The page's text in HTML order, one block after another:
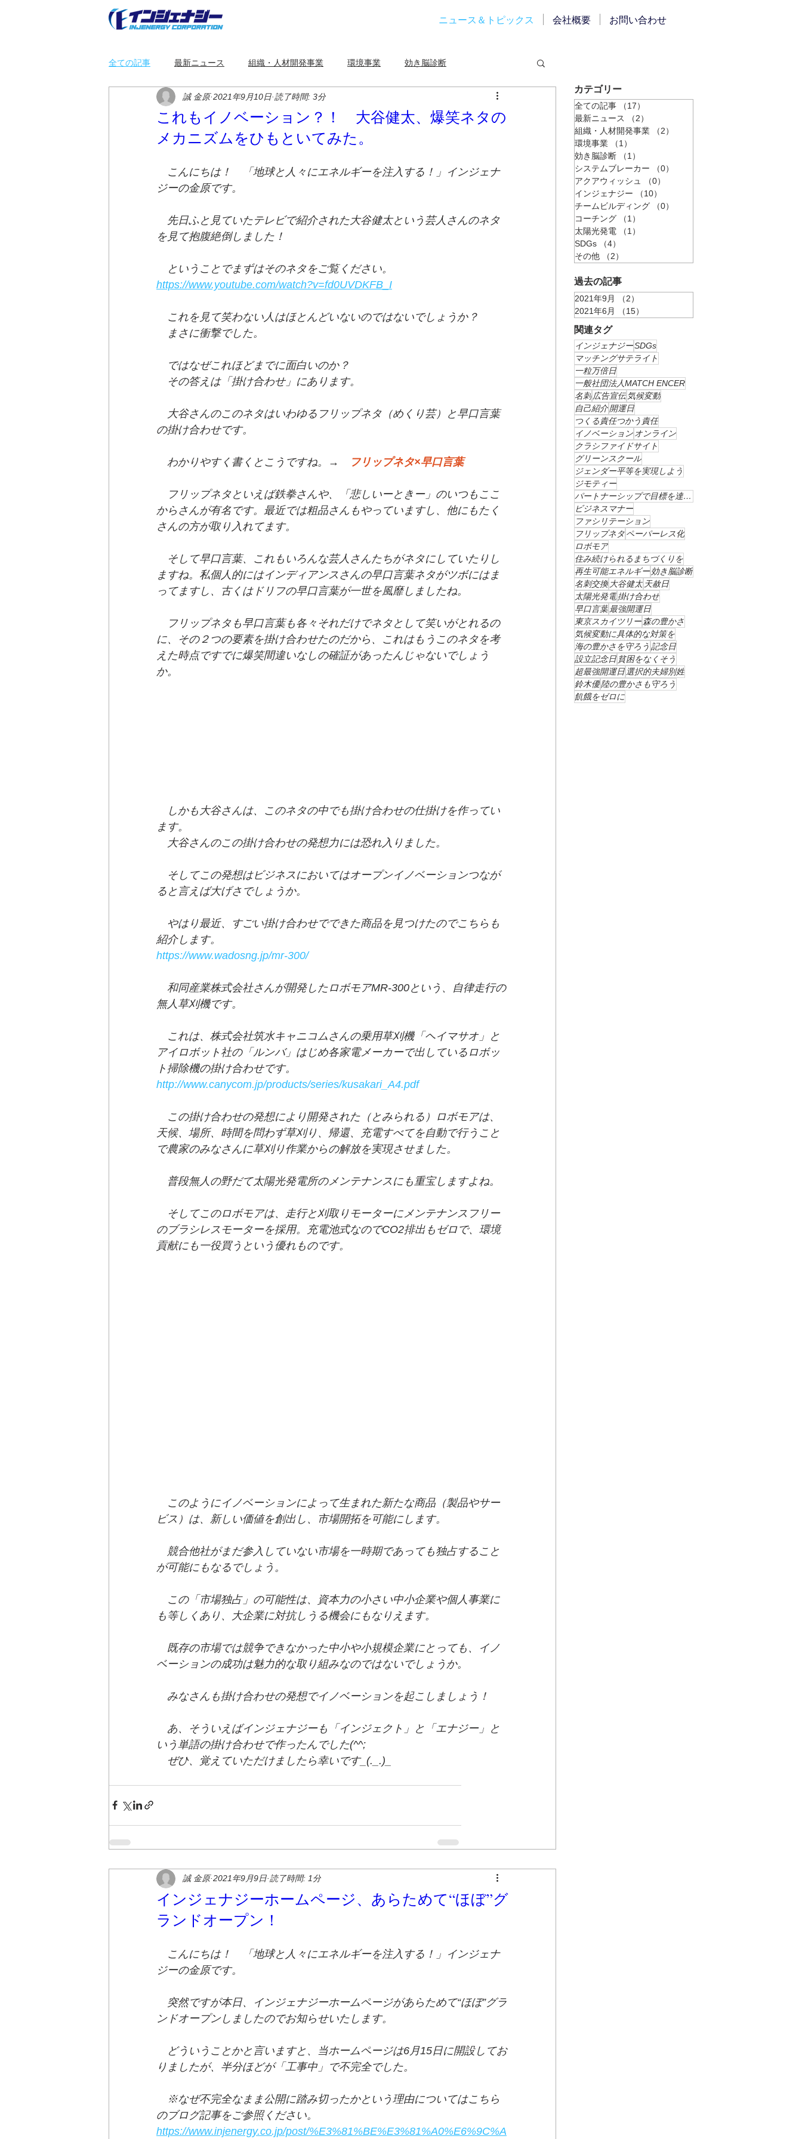
ニュース＆トピックス 会社概要 お問い合わせ
全ての記事 最新ニュース 組織・人材開発事業 環境事業 効き脳診断
システムブレーカー アクアウィッシュ インジェナジー チームビルディング
これもイノベーション？！ 大谷健太、爆笑ネタの
メカニズムをひもといてみた。
誠 金原 2021年9月10日 読了時間: 3分
こんにちは！　「地球と人々にエネルギーを注入する！」インジェナ
ジーの金原です。
先日ふと見ていたテレビで紹介された大谷健太という芸人さんのネタ
を見て抱腹絶倒しました！
ということでまずはそのネタをご覧ください。
https://www.youtube.com/watch?v=fd0UVDKFB_I
これを見て笑わない人はほとんどいないのではないでしょうか？
まさに衝撃でした。
ではなぜこれほどまでに面白いのか？
その答えは「掛け合わせ」にあります。
大谷さんのこのネタはいわゆるフリップネタ（めくり芸）と早口言葉
の掛け合わせです。
わかりやすく書くとこうですね。→ フリップネタ×早口言葉
フリップネタといえば鉄拳さんや、「悲しいーときー」のいつもここ
からさんが有名です。最近では粗品さんもやっていますし、他にもたく
さんの方が取り入れてます。
そして早口言葉、これもいろんな芸人さんたちがネタにしていたりし
ますね。私個人的にはインディアンスさんの早口言葉ネタがツボにはま
ってますし、古くはドリフの早口言葉が一世を風靡しましたね。
フリップネタも早口言葉も各々それだけでネタとして笑いがとれるの
に、その２つの要素を掛け合わせたのだから、これはもうこのネタを考
えた時点ですでに爆笑間違いなしの確証があったんじゃないでしょう
か。
しかも大谷さんは、このネタの中でも掛け合わせの仕掛けを作ってい
ます。
大谷さんのこの掛け合わせの発想力には恐れ入りました。
そしてこの発想はビジネスにおいてはオープンイノベーションつなが
ると言えば大げさでしょうか。
やはり最近、すごい掛け合わせでできた商品を見つけたのでこちらも
紹介します。
https://www.wadosng.jp/mr-300/
和同産業株式会社さんが開発したロボモアMR-300という、自律走行の
無人草刈機です。
これは、株式会社筑水キャニコムさんの乗用草刈機「ヘイマサオ」と
アイロボット社の「ルンバ」はじめ各家電メーカーで出しているロボッ
ト掃除機の掛け合わせです。
http://www.canycom.jp/products/series/kusakari_A4.pdf
この掛け合わせの発想により開発された（とみられる）ロボモアは、
天候、場所、時間を問わず草刈り、帰還、充電すべてを自動で行うこと
で農家のみなさんに草刈り作業からの解放を実現させました。
普段無人の野だて太陽光発電所のメンテナンスにも重宝しますよね。
そしてこのロボモアは、走行と刈取りモーターにメンテナンスフリー
のブラシレスモーターを採用。充電池式なのでCO2排出もゼロで、環境
貢献にも一役買うという優れものです。
このようにイノベーションによって生まれた新たな商品（製品やサー
ビス）は、新しい価値を創出し、市場開拓を可能にします。
競合他社がまだ参入していない市場を一時期であっても独占すること
が可能にもなるでしょう。
この「市場独占」の可能性は、資本力の小さい中小企業や個人事業に
も等しくあり、大企業に対抗しうる機会にもなりえます。
既存の市場では競争できなかった中小や小規模企業にとっても、イノ
ベーションの成功は魅力的な取り組みなのではないでしょうか。
みなさんも掛け合わせの発想でイノベーションを起こしましょう！
あ、そういえばインジェナジーも「インジェクト」と「エナジー」と
いう単語の掛け合わせで作ったんでした(^^;
ぜひ、覚えていただけましたら幸いです_(._.)_
インジェナジーホームページ、あらためて“ほぼ”グ
ランドオープン！
誠 金原 2021年9月9日 読了時間: 1分
こんにちは！　「地球と人々にエネルギーを注入する！」インジェナ
ジーの金原です。
突然ですが本日、インジェナジーホームページがあらためて“ほぼ”グラ
ンドオープンしましたのでお知らせいたします。
どういうことかと言いますと、当ホームページは6月15日に開設してお
りましたが、半分ほどが「工事中」で不完全でした。
※なぜ不完全なまま公開に踏み切ったかという理由についてはこちら
のブログ記事をご参照ください。
https://www.injenergy.co.jp/post/%E3%81%BE%E3%81%A0%E6%9C%A
​カテゴリー
全ての記事 （17）
最新ニュース
（2）
組織・人材開発事業
（2）
環境事業
（1）
効き脳診断
（1）
システムブレーカー
（0）
アクアウィッシュ
（0）
インジェナジー
（10）
チームビルディング
（0）
コーチング
（1）
太陽光発電
（1）
SDGs
（4）
その他
（2）
過去の記事
2021年9月 （2）
2021年6月
（15）
関連タグ
インジェナジーSDGs
マッチングサテライト
一粒万倍日
一般社団法人MATCH ENCER
名刺 広告宣伝 気候変動
自己紹介開運日
つくる責任つかう責任
イノベーション オンライン
クラシファイドサイト
グリーンスクール
ジェンダー平等を実現しよう
ジモティー
パートナーシップで目標を達成しよう
ビジネスマナー
ファシリテーション
フリップネタペーパーレス化
ロボモア
住み続けられるまちづくりを
再生可能エネルギー効き脳診断
名刺交換 大谷健太 天赦日
太陽光発電掛け合わせ
早口言葉最強開運日
東京スカイツリー 森の豊かさ
気候変動に具体的な対策を
海の豊かさを守ろう 記念日
設立記念日 貧困をなくそう
超最強開運日 選択的夫婦別姓
鈴木優陸の豊かさも守ろう
飢餓をゼロに